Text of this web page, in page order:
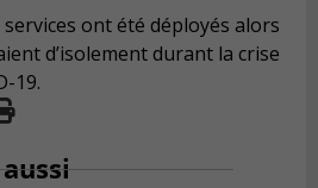
ont été déployés alors
d’isolement durant la crise
19.